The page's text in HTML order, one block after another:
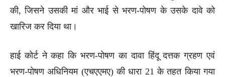
की, जिसने उसकी मां और भाई से भरण-पोषण के उसके दावे को
खारिज कर दिया था।
हाई कोर्ट ने कहा कि भरण-पोषण का दावा हिंदू दत्तक ग्रहण एवं
भरण-पोषण अधिनियम (एचएएमए) की धारा 21 के तहत किया गया